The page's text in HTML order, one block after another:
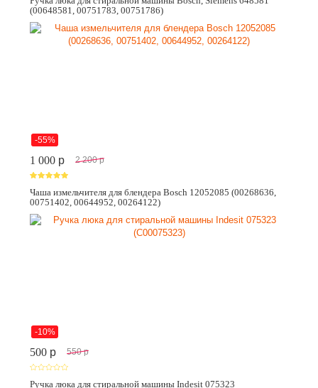
(00648581, 00751783, 00751786)
-55%
1 000 p 2 200 p
Чаша измельчителя для блендера Bosch 12052085 (00268636,
00751402, 00644952, 00264122)
-10%
500 p 550 p
Ручка люка для стиральной машины Indesit 075323